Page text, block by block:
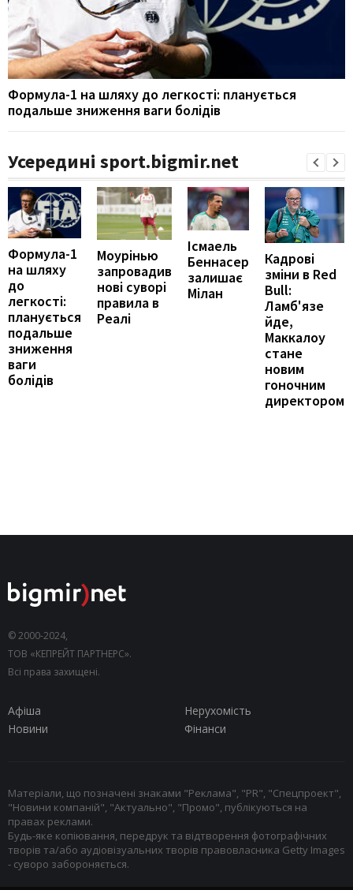
Формула-1 на шляху до легкості: планується
подальше зниження ваги болідів
Усередині sport.bigmir.net
Формула-1
на шляху
до
легкості:
планується
подальше
зниження
ваги
болідів
Моурінью
запровадив
нові суворі
правила в
Реалі
Ісмаель
Беннасер
залишає
Мілан
Кадрові
зміни в Red
Bull:
Ламб'язе
йде,
Маккалоу
стане
новим
гоночним
директором
© 2000-2024,
ТОВ «КЕПРЕЙТ ПАРТНЕРС».
Всі права захищені.
Афіша
Нерухомість
Новини
Фінанси
Матеріали, що позначені знаками "Реклама", "PR", "Спецпроект",
"Новини компаній", "Актуально", "Промо", публікуються на
правах реклами.
Будь-яке копіювання, передрук та відтворення фотографічних
творів та/або аудіовізуальних творів правовласника Getty Images
- суворо забороняється.